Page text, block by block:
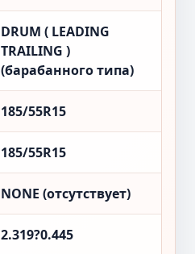
DRUM ( LEADING
TRAILING )
(барабанного типа)
185/55R15
185/55R15
NONE (отсутствует)
2.319?0.445